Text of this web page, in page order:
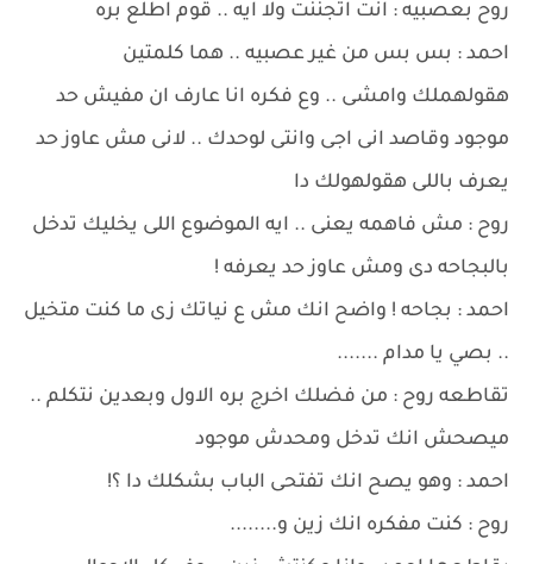
روح بعصبيه : انت اتجننت ولا ايه .. قوم اطلع بره
احمد : بس بس من غير عصبيه .. هما كلمتين
هقولهملك وامشى .. وع فكره انا عارف ان مفيش حد
موجود وقاصد انى اجى وانتى لوحدك .. لانى مش عاوز حد
يعرف باللى هقولهولك دا
روح : مش فاهمه يعنى .. ايه الموضوع اللى يخليك تدخل
بالبجاحه دى ومش عاوز حد يعرفه !
احمد : بجاحه ! واضح انك مش ع نياتك زى ما كنت متخيل
.. بصي يا مدام .......
تقاطعه روح : من فضلك اخرج بره الاول وبعدين نتكلم ..
ميصحش انك تدخل ومحدش موجود
احمد : وهو يصح انك تفتحى الباب بشكلك دا ؟!
روح : كنت مفكره انك زين و........